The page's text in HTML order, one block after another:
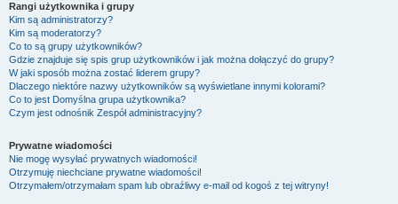
Rangi użytkownika i grupy
Kim są administratorzy?
Kim są moderatorzy?
Co to są grupy użytkowników?
Gdzie znajduje się spis grup użytkowników i jak można dołączyć do grupy?
W jaki sposób można zostać liderem grupy?
Dlaczego niektóre nazwy użytkowników są wyświetlane innymi kolorami?
Co to jest Domyślna grupa użytkownika?
Czym jest odnośnik Zespół administracyjny?
Prywatne wiadomości
Nie mogę wysyłać prywatnych wiadomości!
Otrzymuję niechciane prywatne wiadomości!
Otrzymałem/otrzymałam spam lub obraźliwy e-mail od kogoś z tej witryny!